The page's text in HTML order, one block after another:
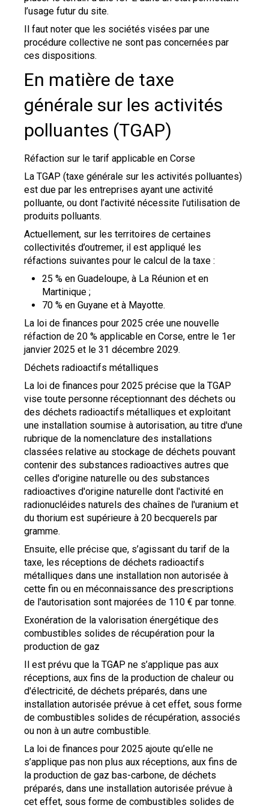
l’usage futur du site.
Il faut noter que les sociétés visées par une
procédure collective ne sont pas concernées par
ces dispositions.
En matière de taxe
générale sur les activités
polluantes (TGAP)
Réfaction sur le tarif applicable en Corse
La TGAP (taxe générale sur les activités polluantes)
est due par les entreprises ayant une activité
polluante, ou dont l’activité nécessite l’utilisation de
produits polluants.
Actuellement, sur les territoires de certaines
collectivités d’outremer, il est appliqué les
réfactions suivantes pour le calcul de la taxe :
25 % en Guadeloupe, à La Réunion et en
Martinique ;
70 % en Guyane et à Mayotte.
La loi de finances pour 2025 crée une nouvelle
réfaction de 20 % applicable en Corse, entre le 1er
janvier 2025 et le 31 décembre 2029.
Déchets radioactifs métalliques
La loi de finances pour 2025 précise que la TGAP
vise toute personne réceptionnant des déchets ou
des déchets radioactifs métalliques et exploitant
une installation soumise à autorisation, au titre d'une
rubrique de la nomenclature des installations
classées relative au stockage de déchets pouvant
contenir des substances radioactives autres que
celles d'origine naturelle ou des substances
radioactives d'origine naturelle dont l'activité en
radionucléides naturels des chaînes de l'uranium et
du thorium est supérieure à 20 becquerels par
gramme.
Ensuite, elle précise que, s’agissant du tarif de la
taxe, les réceptions de déchets radioactifs
métalliques dans une installation non autorisée à
cette fin ou en méconnaissance des prescriptions
de l'autorisation sont majorées de 110 € par tonne.
Exonération de la valorisation énergétique des
combustibles solides de récupération pour la
production de gaz
Il est prévu que la TGAP ne s’applique pas aux
réceptions, aux fins de la production de chaleur ou
d'électricité, de déchets préparés, dans une
installation autorisée prévue à cet effet, sous forme
de combustibles solides de récupération, associés
ou non à un autre combustible.
La loi de finances pour 2025 ajoute qu’elle ne
s’applique pas non plus aux réceptions, aux fins de
la production de gaz bas-carbone, de déchets
préparés, dans une installation autorisée prévue à
cet effet, sous forme de combustibles solides de